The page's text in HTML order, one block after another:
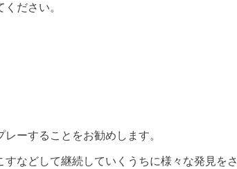
ださい。
ーすることをお勧めします。
などして継続していくうちに様々な発見を